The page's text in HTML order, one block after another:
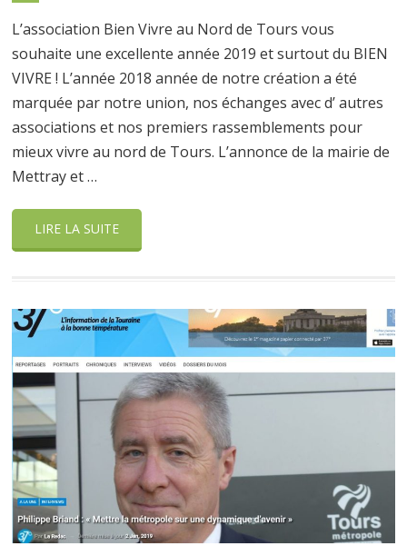
L’association Bien Vivre au Nord de Tours vous
souhaite une excellente année 2019 et surtout du BIEN
VIVRE ! L’année 2018 année de notre création a été
marquée par notre union, nos échanges avec d’ autres
associations et nos premiers rassemblements pour
mieux vivre au nord de Tours. L’annonce de la mairie de
Mettray et …
LIRE LA SUITE